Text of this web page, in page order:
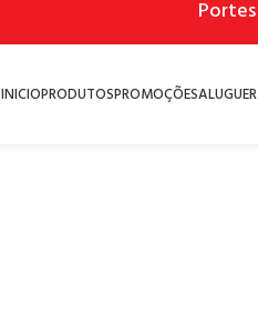
INICIOPRODUTOSPROMOÇÕESALUGUER